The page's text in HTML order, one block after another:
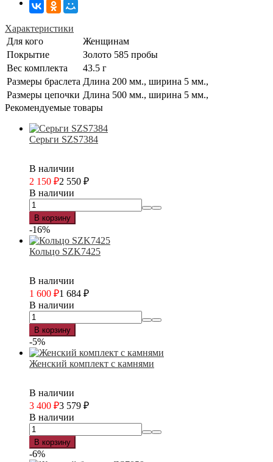
Характеристики
Для кого
Женщинам
Покрытие
Золото 585 пробы
Вес комплекта
43.5 г
Размеры браслета Длина 200 мм., ширина 5 мм.,
Размеры цепочки Длина 500 мм., ширина 5 мм.,
Рекомендуемые товары
Серьги SZS7384
В наличии
2 150 ₽2 550 ₽
В наличии
В корзину
-16%
Кольцо SZK7425
В наличии
1 600 ₽1 684 ₽
В наличии
В корзину
-5%
Женский комплект с камнями
В наличии
3 400 ₽3 579 ₽
В наличии
В корзину
-6%